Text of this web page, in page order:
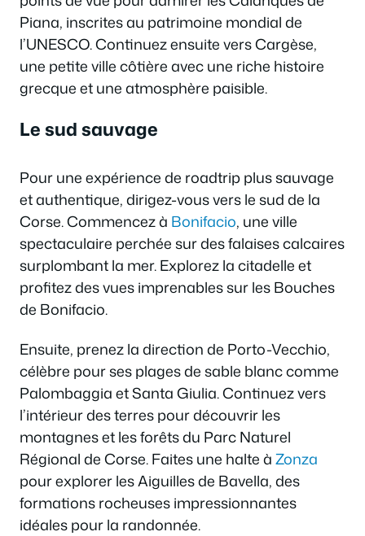
Piana, inscrites au patrimoine mondial de
l’UNESCO. Continuez ensuite vers Cargèse,
une petite ville côtière avec une riche histoire
grecque et une atmosphère paisible.
Le sud sauvage
Pour une expérience de roadtrip plus sauvage
et authentique, dirigez-vous vers le sud de la
Corse. Commencez à Bonifacio, une ville
spectaculaire perchée sur des falaises calcaires
surplombant la mer. Explorez la citadelle et
profitez des vues imprenables sur les Bouches
de Bonifacio.
Ensuite, prenez la direction de Porto-Vecchio,
célèbre pour ses plages de sable blanc comme
Palombaggia et Santa Giulia. Continuez vers
l’intérieur des terres pour découvrir les
montagnes et les forêts du Parc Naturel
Régional de Corse. Faites une halte àZonza
pour explorer les Aiguilles de Bavella, des
formations rocheuses impressionnantes
idéales pour la randonnée.